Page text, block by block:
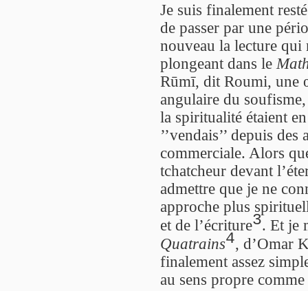
Je suis finalement
de passer par une
nouveau la lecture
plongeant dans le
Rūmī, dit Roumi, une
angulaire du
la spiritualité étaient
’’vendais’’ depuis
commerciale. Alors
tchatcheur devant
admettre que je ne
approche plus
et de l’écriture3. Et je
Quatrains4, d’Omar
finalement assez
au sens propre